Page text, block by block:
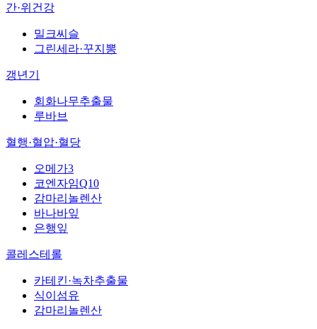
간·위건강
밀크씨슬
그린세라·꾸지뽕
갱년기
회화나무추출물
루바브
혈행·혈압·혈당
오메가3
코엔자임Q10
감마리놀렌산
바나바잎
은행잎
콜레스테롤
카테킨·녹차추출물
식이섬유
감마리놀렌산